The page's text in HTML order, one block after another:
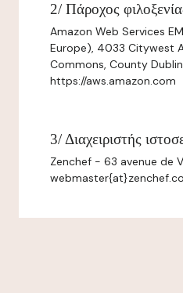
2/ Πάροχος
Amazon Web Services
Europe), 4033 Citywest
Commons, County Dublin,
https://aws.amazon.com
3/ Διαχειριστής
Zenchef - 63 avenue de